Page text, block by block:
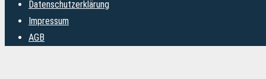
Datenschutzerklärung
Impressum
AGB